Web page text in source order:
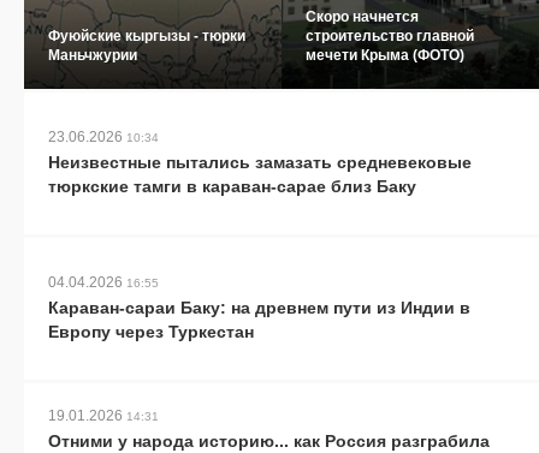
Фуюйские кыргызы - тюрки
Маньчжурии
Скоро начнется
строительство главной
мечети Крыма (ФОТО)
23.06.2026 10:34
Неизвестные пытались замазать средневековые
тюркские тамги в караван-сарае близ Баку
04.04.2026 16:55
Караван-сараи Баку: на древнем пути из Индии в
Европу через Туркестан
19.01.2026 14:31
Отними у народа историю... как Россия разграбила